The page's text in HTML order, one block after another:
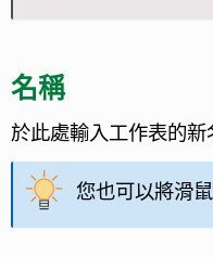
名稱
於此處輸入工作表的新
您也可以將滑